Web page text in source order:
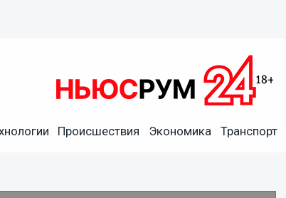
Происшествия Экономика Транспорт
пройдет 21 июня в